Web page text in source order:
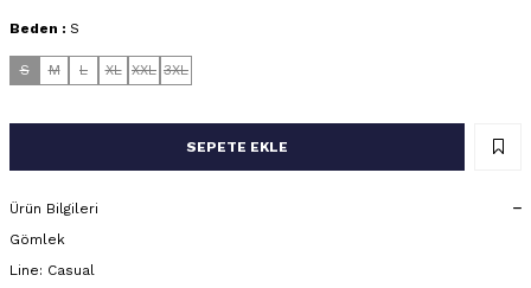
Beden : S
S M L XL XXL 3XL
SEPETE EKLE
Ürün Bilgileri
Gömlek
Line: Casual